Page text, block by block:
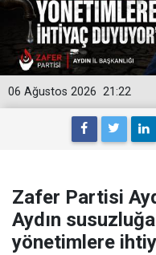
21:22
06 Ağustos 2026
Zafer Partisi
Aydın
yönetimlere